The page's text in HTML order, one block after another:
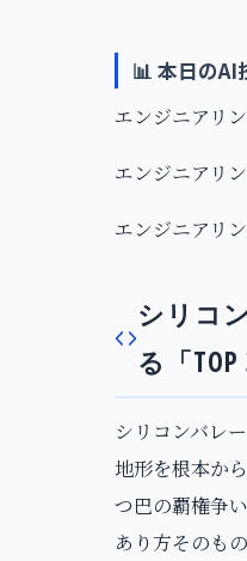
📊 本日のAI
エンジニアリ
エンジニアリ
エンジニアリ
シリコ
る「
シリコンバレ
地形を根本か
つ巴の覇権争
あり方そのも